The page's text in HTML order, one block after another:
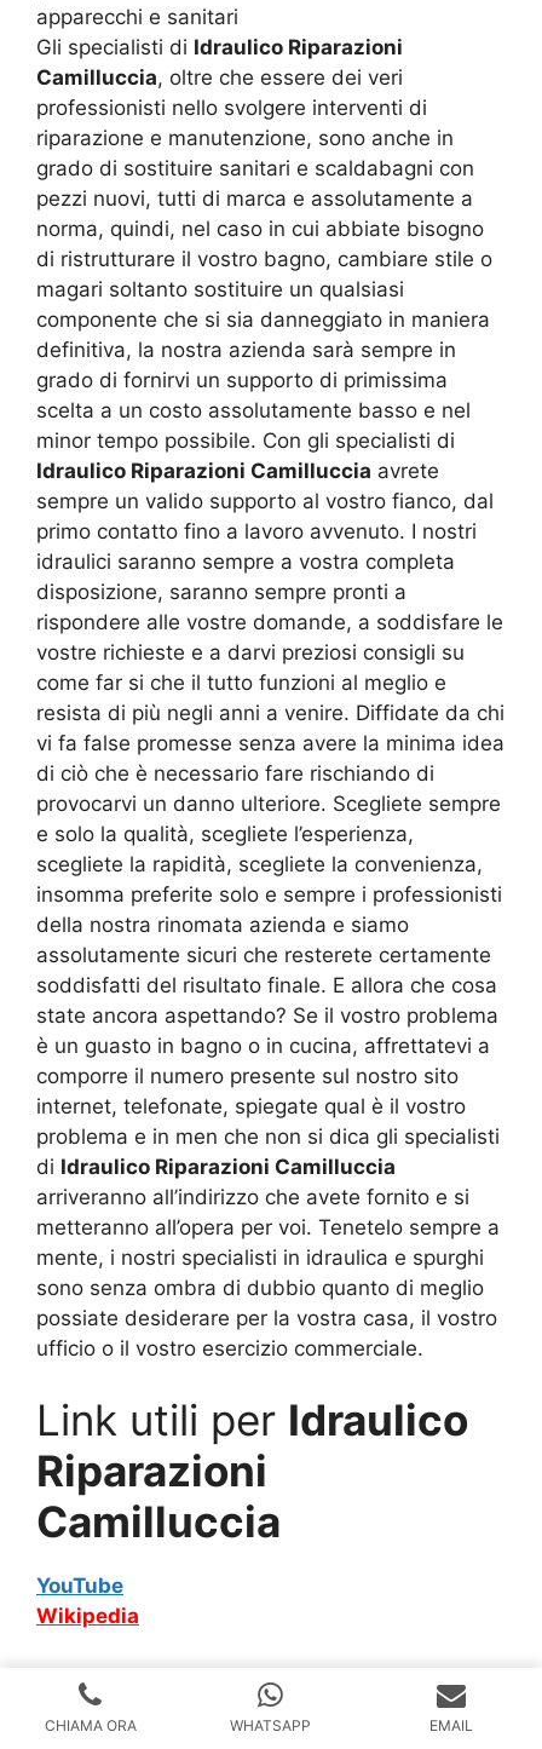
apparecchi e sanitari
Gli specialisti di Idraulico Riparazioni
Camilluccia, oltre che essere dei veri
professionisti nello svolgere interventi di
riparazione e manutenzione, sono anche in
grado di sostituire sanitari e scaldabagni con
pezzi nuovi, tutti di marca e assolutamente a
norma, quindi, nel caso in cui abbiate bisogno
di ristrutturare il vostro bagno, cambiare stile o
magari soltanto sostituire un qualsiasi
componente che si sia danneggiato in maniera
definitiva, la nostra azienda sarà sempre in
grado di fornirvi un supporto di primissima
scelta a un costo assolutamente basso e nel
minor tempo possibile. Con gli specialisti di
Idraulico Riparazioni Camilluccia avrete
sempre un valido supporto al vostro fianco, dal
primo contatto fino a lavoro avvenuto. I nostri
idraulici saranno sempre a vostra completa
disposizione, saranno sempre pronti a
rispondere alle vostre domande, a soddisfare le
vostre richieste e a darvi preziosi consigli su
come far si che il tutto funzioni al meglio e
resista di più negli anni a venire. Diffidate da chi
vi fa false promesse senza avere la minima idea
di ciò che è necessario fare rischiando di
provocarvi un danno ulteriore. Scegliete sempre
e solo la qualità, scegliete l’esperienza,
scegliete la rapidità, scegliete la convenienza,
insomma preferite solo e sempre i professionisti
della nostra rinomata azienda e siamo
assolutamente sicuri che resterete certamente
soddisfatti del risultato finale. E allora che cosa
state ancora aspettando? Se il vostro problema
è un guasto in bagno o in cucina, affrettatevi a
comporre il numero presente sul nostro sito
internet, telefonate, spiegate qual è il vostro
problema e in men che non si dica gli specialisti
di Idraulico Riparazioni Camilluccia
arriveranno all’indirizzo che avete fornito e si
metteranno all’opera per voi. Tenetelo sempre a
mente, i nostri specialisti in idraulica e spurghi
sono senza ombra di dubbio quanto di meglio
possiate desiderare per la vostra casa, il vostro
ufficio o il vostro esercizio commerciale.
Link utili per Idraulico
Riparazioni
Camilluccia
YouTube
Wikipedia
Idraulico Roma – Pronto Intervento 24 Ore
anche giorni festivi. Il professionista più vicino a
casa tua attivo 365 giorni all’anno.
CHIAMA ORA WHATSAPP EMAIL